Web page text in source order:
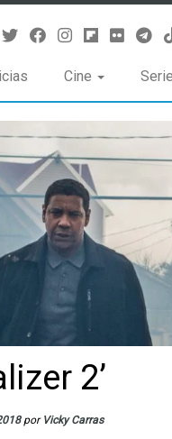
Cine
2’
por Vicky Carras